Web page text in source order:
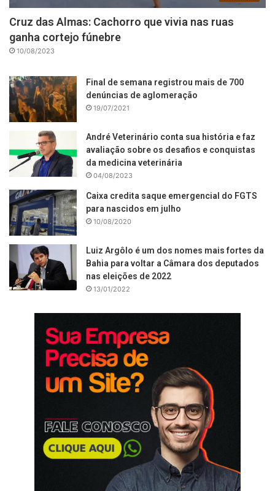
Cruz das Almas: Cachorro que vivia nas ruas
ganha cortejo fúnebre
10/08/2023
Final de semana registrou mais de 700
denúncias de aglomeração
19/07/2021
André Veterinário conta sua história e faz
avaliação sobre os desafios e conquistas
da medicina veterinária
04/08/2023
Caixa credita saque emergencial do FGTS
para nascidos em julho
10/08/2020
Luiz Argôlo é um dos nomes mais fortes da
Bahia para voltar a Câmara dos deputados
nas eleições de 2022
13/01/2022